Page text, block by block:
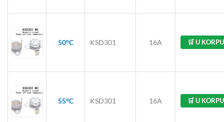
50°C KSD301 16A 🛒 U KORPU
55°C KSD301 16A 🛒 U KORPU